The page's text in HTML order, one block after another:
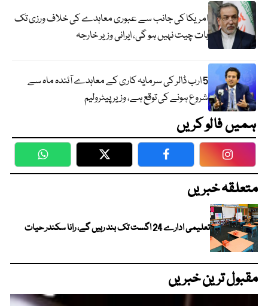
امریکا کی جانب سے عبوری معاہدے کی خلاف ورزی تک
بات چیت نہیں ہو گی، ایرانی وزیر خارجہ
5 ارب ڈالر کی سرمایہ کاری کے معاہدے آئندہ ماہ سے
شروع ہونے کی توقع ہے، وزیر پیٹرولیم
ہمیں فالو کریں
WhatsApp Twitter Facebook
متعلقہ خبریں
تعلیمی ادارے 24 اگست تک بند رہیں گے، رانا سکندر حیات
مقبول ترین خبریں